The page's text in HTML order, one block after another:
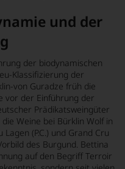
und der
der biodynamischen
Klassifizierung der
von Guradze früh die
vor der Einführung der
Prädikatsweingüter
Weine bei Bürklin Wolf in
(P.C.) und Grand Cru
des Burgund. Bettina
auf den Begriff Terroir